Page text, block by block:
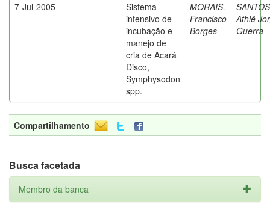
7-Jul-2005
Sistema
intensivo de
incubação e
manejo de
cria de Acará
Disco,
Symphysodon
spp.
MORAIS,
Francisco
Borges
Athiê
Guerra
Compartilhamento
Busca facetada
Membro da banca